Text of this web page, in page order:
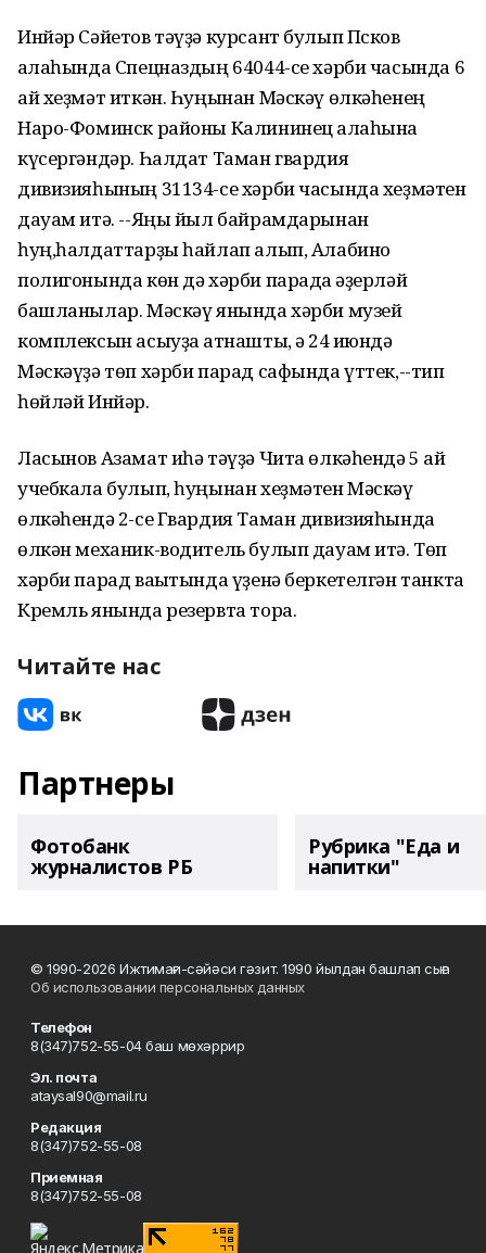
Инйәр Сәйетов тәүҙә курсант булып Псков
ҡалаһында Спецназдың 64044-се хәрби часында 6
ай хеҙмәт иткән. Һуңынан Мәскәү өлкәһенең
Наро-Фоминск районы Калининец ҡалаһына
күсергәндәр. Һалдат Таман гвардия
дивизияһының 31134-се хәрби часында хеҙмәтен
дауам итә. --Яңы йыл байрамдарынан
һуң,һалдаттарҙы һайлап алып, Алабино
полигонында көн дә хәрби парадҡа әҙерләй
башланылар. Мәскәү янында хәрби музей
комплексын асыуҙа ҡатнаштыҡ, ә 24 июндә
Мәскәүҙә төп хәрби парад сафында үттек,--тип
һөйләй Инйәр.
Ласынов Азамат иһә тәүҙә Чита өлкәһендә 5 ай
учебкала булып, һуңынан хеҙмәтен Мәскәү
өлкәһендә 2-се Гвардия Таман дивизияһында
өлкән механик-водитель булып дауам итә. Төп
хәрби парад ваҡытында үҙенә беркетелгән танкта
Кремль янында резервта тора.
Читайте нас
Партнеры
Фотобанк
журналистов РБ
Рубрика "Еда и
напитки"
© 1990-2026 Ижтимағи-сәйәси гәзит. 1990 йылдан башлап сыға
Об использовании персональных данных
Телефон
8(347)752-55-04 баш мөхәррир
Эл. почта
ataysal90@mail.ru
Редакция
8(347)752-55-08
Приемная
8(347)752-55-08